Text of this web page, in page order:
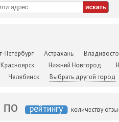
Петербург Астрахань
Красноярск Нижний Новгород
Челябинск Выбрать другой город
по рейтингу количеству